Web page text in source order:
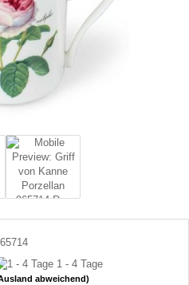
1 - 4 Tage
abweichend)